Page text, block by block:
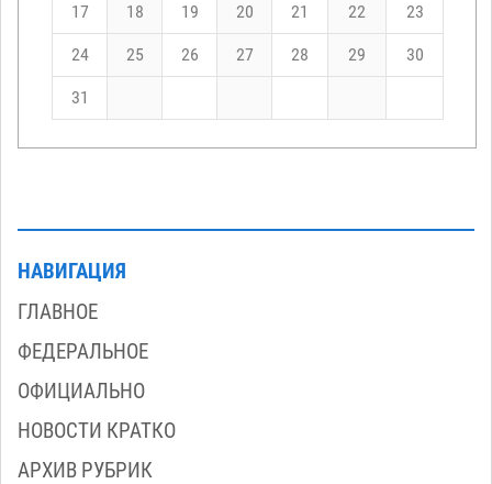
17 18 19 20 21 22 23
24 25 26 27 28 29 30
31
НАВИГАЦИЯ
ГЛАВНОЕ
ФЕДЕРАЛЬНОЕ
ОФИЦИАЛЬНО
НОВОСТИ КРАТКО
АРХИВ РУБРИК